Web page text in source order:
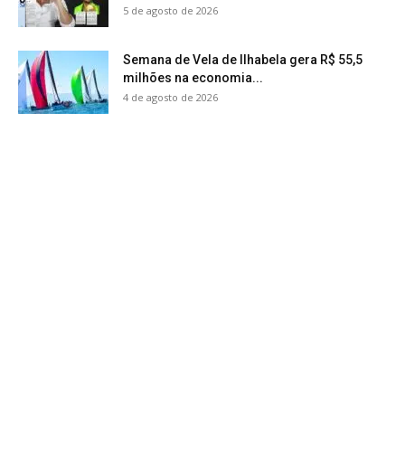
5 de agosto de 2026
Semana de Vela de Ilhabela gera R$ 55,5
milhões na economia...
4 de agosto de 2026